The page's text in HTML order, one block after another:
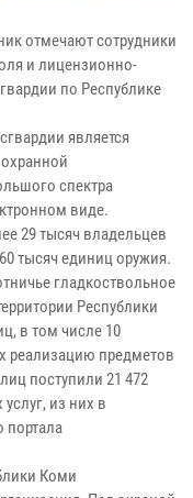
отмечают сотрудники
и лицензионно-
по Республике
является
спектра
виде.
29 тысяч владельцев
тысяч единиц оружия.
гладкоствольное
Республики
в том числе 10
реализацию предметов
поступили 21 472
из них в
портала
Коми